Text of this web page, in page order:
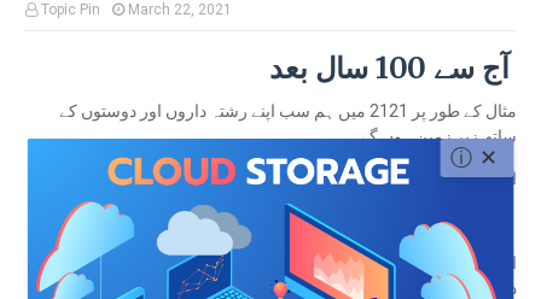
Topic Pin March 22, 2021
آج سے 100 سال بعد
مثال کے طور پر 2121 میں ہم سب اپنے رشتہ داروں اور دوستوں کے
ساتھ زیر زمین ہوں گے
اور اجنبی ہمارے گھروں میں رہیں گے
اور ہماری جائیداد غیر لوگوں کی ملکیت ہوگی
انہیں ہماری کچھ یاد بھی نہیں رہے گی ابھی بھی ہم میں سے کون اپنے
دادا کے باپ کا سوچے گا .. ہم اپنی نسلوں کی یاد میں تاریخ کا حصه بن
ⓘ ✕